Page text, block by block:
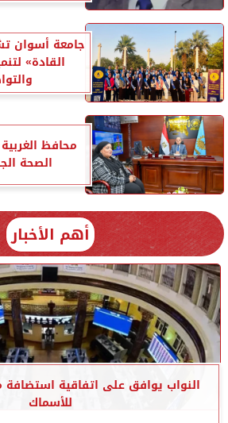
جامعة أسوان
القادة»
محافظ
الصحة
أهم الأخبار
النواب يوافق على اتفاقية استضافة
للأسماك